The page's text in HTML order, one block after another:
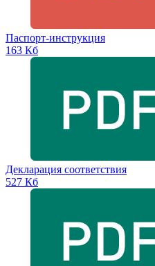
Паспорт-инструкция
163 Кб
Декларация соответствия
527 Кб